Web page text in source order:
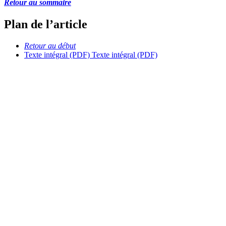
Retour au sommaire
Plan de l’article
Retour au début
Texte intégral (PDF) Texte intégral (PDF)